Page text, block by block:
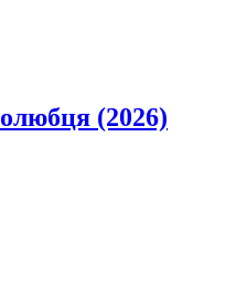
(2026)